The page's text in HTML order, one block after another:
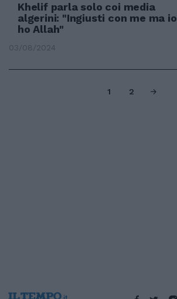
Khelif parla solo coi media
algerini: "Ingiusti con me ma io
ho Allah"
03/08/2024
1 2